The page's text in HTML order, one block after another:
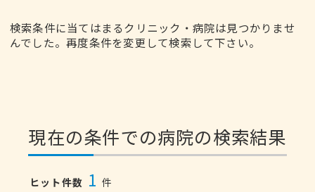
検索条件に当てはまるクリニック・病院は見つかりませ
んでした。再度条件を変更して検索して下さい。
現在の条件での病院の検索結果
ヒット件数 1 件